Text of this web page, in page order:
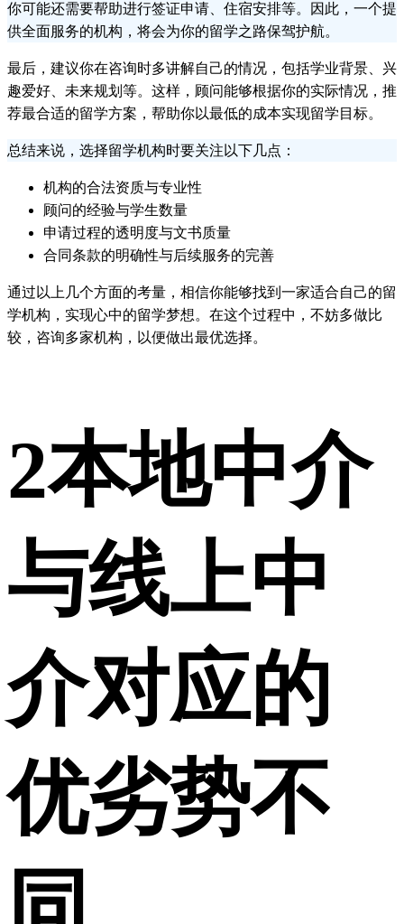
你可能还需要帮助进行签证申请、住宿安排等。因此，一个提
供全面服务的机构，将会为你的留学之路保驾护航。
最后，建议你在咨询时多讲解自己的情况，包括学业背景、兴
趣爱好、未来规划等。这样，顾问能够根据你的实际情况，推
荐最合适的留学方案，帮助你以最低的成本实现留学目标。
总结来说，选择留学机构时要关注以下几点：
机构的合法资质与专业性
顾问的经验与学生数量
申请过程的透明度与文书质量
合同条款的明确性与后续服务的完善
通过以上几个方面的考量，相信你能够找到一家适合自己的留
学机构，实现心中的留学梦想。在这个过程中，不妨多做比
较，咨询多家机构，以便做出最优选择。
2本地中介
与线上中
介对应的
优劣势不